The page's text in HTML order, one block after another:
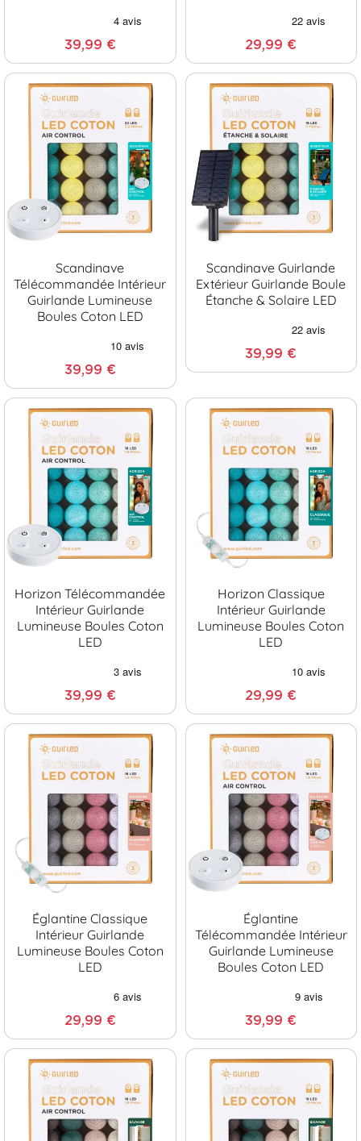
39,99 € 29,99 €
Scandinave
Télécommandée Intérieur
Guirlande Lumineuse
Boules Coton LED
39,99 €
Scandinave Guirlande
Extérieur Guirlande Boule
Étanche & Solaire LED
39,99 €
Horizon Télécommandée
Intérieur Guirlande
Lumineuse Boules Coton
LED
39,99 €
Horizon Classique
Intérieur Guirlande
Lumineuse Boules Coton
LED
29,99 €
Églantine Classique
Intérieur Guirlande
Lumineuse Boules Coton
LED
29,99 €
Églantine
Télécommandée Intérieur
Guirlande Lumineuse
Boules Coton LED
39,99 €